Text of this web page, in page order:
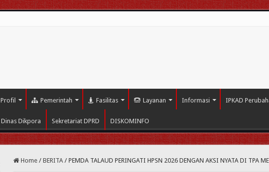
Profil Pemerintah Fasilitas Layanan Informasi IPKAD
Dinas Dikpora Sekretariat DPRD DISKOMINFO
Home / BERITA / PEMDA TALAUD PERINGATI HPSN 2026 DENGAN AKSI NYATA DI TPA